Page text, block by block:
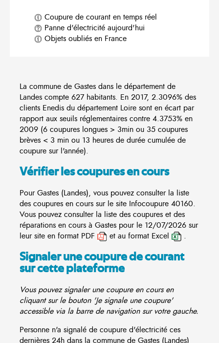
Coupure de courant en temps réel
Panne d'électricité aujourd'hui
Objets oubliés en France
La commune de Gastes dans le département de
Landes compte 627 habitants. En 2017, 2.3096% des
clients Enedis du département Loire sont en écart par
rapport aux seuils réglementaires contre 4.3753% en
2009 (6 coupures longues > 3min ou 35 coupures
brèves < 3 min ou 13 heures de durée cumulée de
coupure sur l'année).
Vérifier les coupures en cours
Pour Gastes (Landes), vous pouvez consulter la liste
des coupures en cours sur le site Infocoupure 40160.
Vous pouvez consulter la liste des coupures et des
réparations en cours à Gastes pour le 12/07/2026 sur
leur site en format PDF
et au format Excel .
Signaler une coupure de courant
sur cette plateforme
Vous pouvez signaler une coupure en cours en
cliquant sur le bouton 'Je signale une coupure'
accessible via la barre de navigation sur votre gauche.
Personne n'a signalé de coupure d'électricité ces
dernières 24h dans la commune de Gastes (Landes)